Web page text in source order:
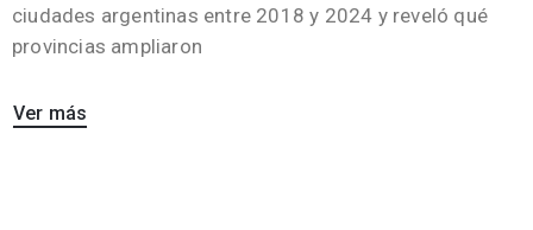
ciudades argentinas entre 2018 y 2024 y reveló qué
provincias ampliaron
Ver más